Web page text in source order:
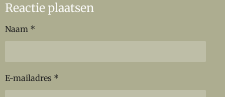
Reactie plaatsen
Naam *
E-mailadres *